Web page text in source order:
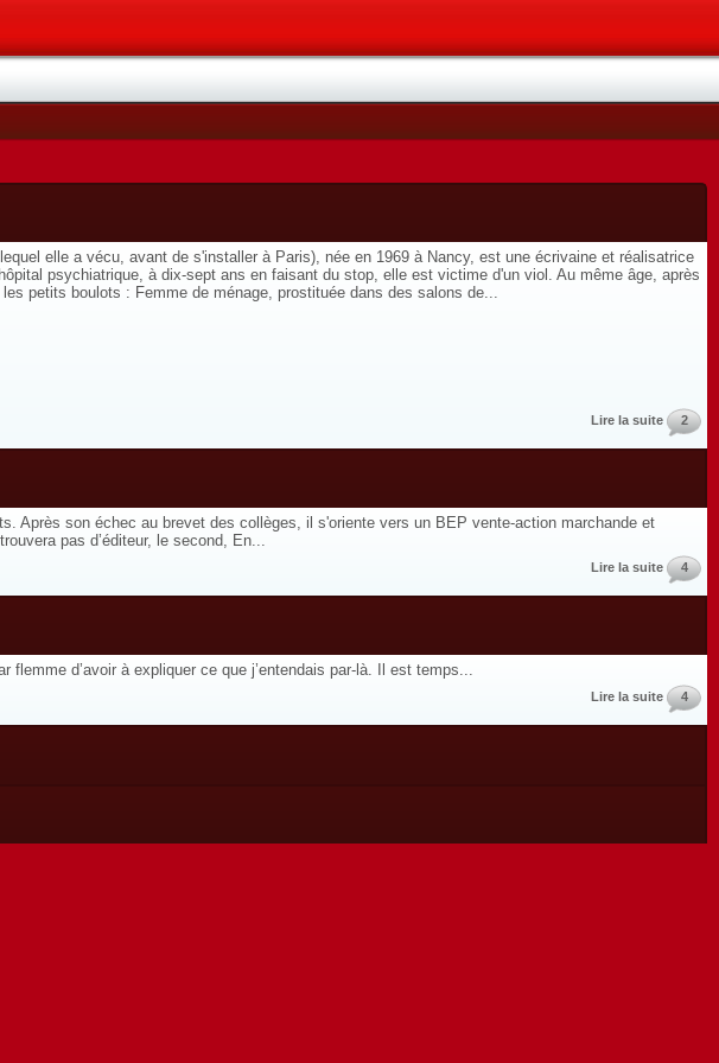
elle a vécu, avant de s'installer à Paris), née en 1969 à Nancy, est une écrivaine et réalisatrice
psychiatrique, à dix-sept ans en faisant du stop, elle est victime d'un viol. Au même âge, après
petits boulots : Femme de ménage, prostituée dans des salons de...
Lire la suite 2
Après son échec au brevet des collèges, il s'oriente vers un BEP vente-action marchande et
pas d’éditeur, le second, En...
Lire la suite 4
flemme d’avoir à expliquer ce que j’entendais par-là. Il est temps...
Lire la suite 4